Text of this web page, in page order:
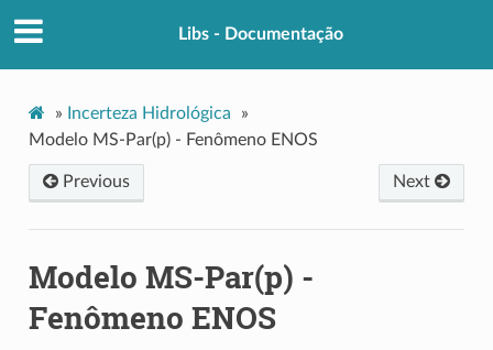
Libs - Documentação
» Incerteza Hidrológica
»
Modelo MS-Par(p) - Fenômeno ENOS
Next
Previous
Modelo MS-Par(p) -
Fenômeno ENOS